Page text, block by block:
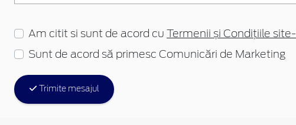
Am citit si sunt de acord cu Termenii și Condițiile
Sunt de acord să primesc Comunicări de Marketing
Trimite mesajul